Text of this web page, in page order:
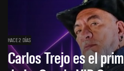
HACE 2 DÍAS
Carlos Trejo es el